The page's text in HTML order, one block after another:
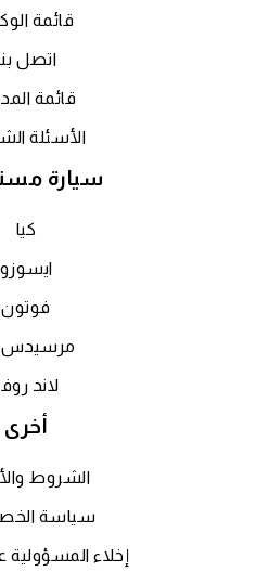
قائمة
اتصل
قائمة
الأسئلة
سيارة
كيا
ايسوزو
فوتون
مرسيدس
لاند
أخرى
الشروط
سياسة
إخلاء المسؤولية